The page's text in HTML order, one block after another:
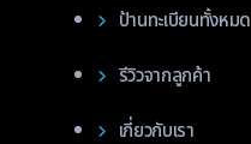
ป้านทะเบียนทั้งหมด
รีวิวจากลูกค้า
เกี่ยวกับเรา